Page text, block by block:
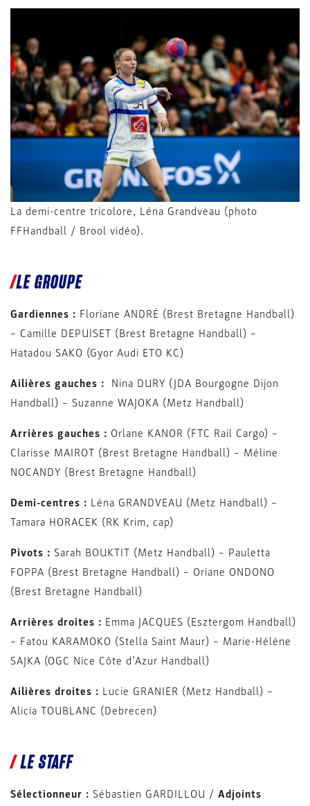
La demi-centre tricolore, Léna Grandveau (photo
FFHandball / Brool vidéo).
LE GROUPE
Gardiennes : Floriane ANDRÉ (Brest Bretagne Handball)
– Camille DEPUISET (Brest Bretagne Handball) –
Hatadou SAKO (Gyor Audi ETO KC)
Ailières gauches : Nina DURY (JDA Bourgogne Dijon
Handball) – Suzanne WAJOKA (Metz Handball)
Arrières gauches : Orlane KANOR (FTC Rail Cargo) –
Clarisse MAIROT (Brest Bretagne Handball) – Méline
NOCANDY (Brest Bretagne Handball)
Demi-centres : Léna GRANDVEAU (Metz Handball) –
Tamara HORACEK (RK Krim, cap)
Pivots : Sarah BOUKTIT (Metz Handball) – Pauletta
FOPPA (Brest Bretagne Handball) – Oriane ONDONO
(Brest Bretagne Handball)
Arrières droites : Emma JACQUES (Esztergom Handball)
– Fatou KARAMOKO (Stella Saint Maur) – Marie-Hélène
SAJKA (OGC Nice Côte d’Azur Handball)
Ailières droites : Lucie GRANIER (Metz Handball) –
Alicia TOUBLANC (Debrecen)
LE STAFF
Sélectionneur : Sébastien GARDILLOU / Adjoints